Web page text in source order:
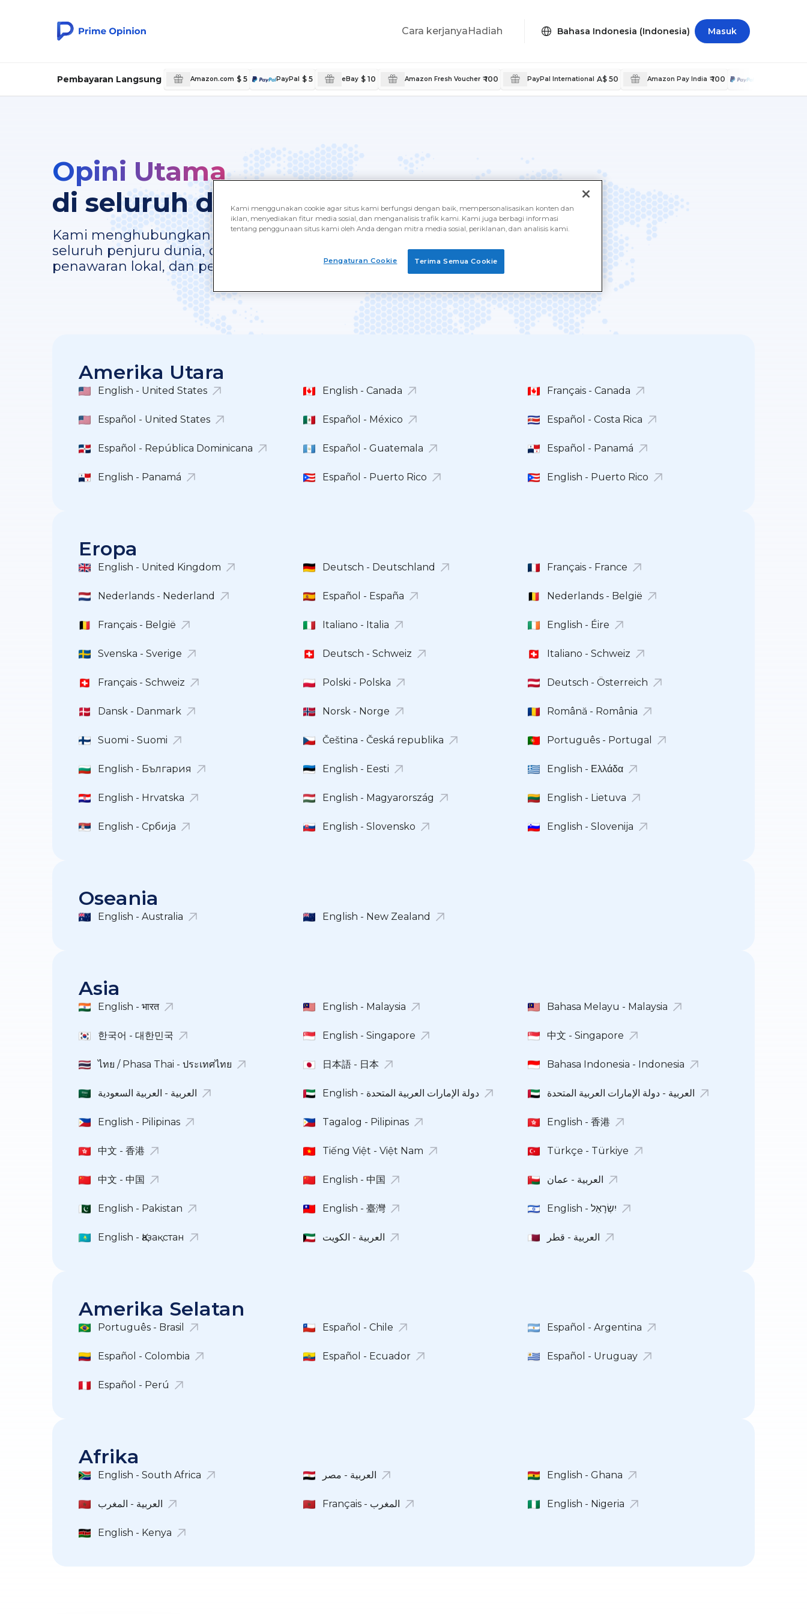
Cara kerjanyaHadiah Bahasa Indonesia (Indonesia) Masuk
Pembayaran Langsung Amazon.com $ 5 PayPal $ 5 eBay $ 10 Amazon Fresh Voucher ₹ 100 PayPal International A$ 50 Amazon Pay India ₹ 100
Opini Utama
di seluruh dunia
Kami menghubungkan pemain dan pengambil survei dari
seluruh penjuru dunia, dalam bahasa Anda sendiri, dengan
penawaran lokal, dan pembayaran nyata.
Amerika Utara
English - United States English - Canada Français - Canada
Español - United States Español - México Español - Costa Rica
Español - República Dominicana Español - Guatemala Español - Panamá
English - Panamá Español - Puerto Rico English - Puerto Rico
Eropa
English - United Kingdom Deutsch - Deutschland Français - France
Nederlands - Nederland Español - España Nederlands - België
Français - België Italiano - Italia English - Éire
Svenska - Sverige Deutsch - Schweiz Italiano - Schweiz
Français - Schweiz Polski - Polska Deutsch - Österreich
Dansk - Danmark Norsk - Norge Română - România
Suomi - Suomi Čeština - Česká republika Português - Portugal
English - България English - Eesti English - Ελλάδα
English - Hrvatska English - Magyarország English - Lietuva
English - Србија English - Slovensko English - Slovenija
Oseania
English - Australia English - New Zealand
Asia
English - भारत English - Malaysia Bahasa Melayu - Malaysia
한국어 - 대한민국 English - Singapore 中文 - Singapore
ไทย / Phasa Thai - ประเทศไทย 日本語 - 日本 Bahasa Indonesia - Indonesia
العربية - العربية السعودية English - دولة الإمارات العربية المتحدة العربية - دولة الإمارات العربية المتحدة
English - Pilipinas Tagalog - Pilipinas English - 香港
中文 - 香港 Tiếng Việt - Việt Nam Türkçe - Türkiye
中文 - 中国 English - 中国 العربية - عمان
English - Pakistan English - 臺灣 English - יִשְׂרָאֵל
English - Қазақстан العربية - الكويت العربية - قطر
Amerika Selatan
Português - Brasil Español - Chile Español - Argentina
Español - Colombia Español - Ecuador Español - Uruguay
Español - Perú
Afrika
English - South Africa English - Ghana
العربية - المغرب Français - المغرب English - Nigeria
English - Kenya
Kami menggunakan cookie agar situs kami berfungsi dengan baik, mempersonalisasikan konten dan
iklan, menyediakan fitur media sosial, dan menganalisis trafik kami. Kami juga berbagi informasi
tentang penggunaan situs kami oleh Anda dengan mitra media sosial, periklanan, dan analisis kami.
Terima Semua Cookie
Pengaturan Cookie